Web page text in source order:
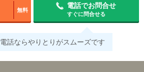
無料
電話でお問合せ
すぐに問合せる
電話ならやりとりがスムーズです